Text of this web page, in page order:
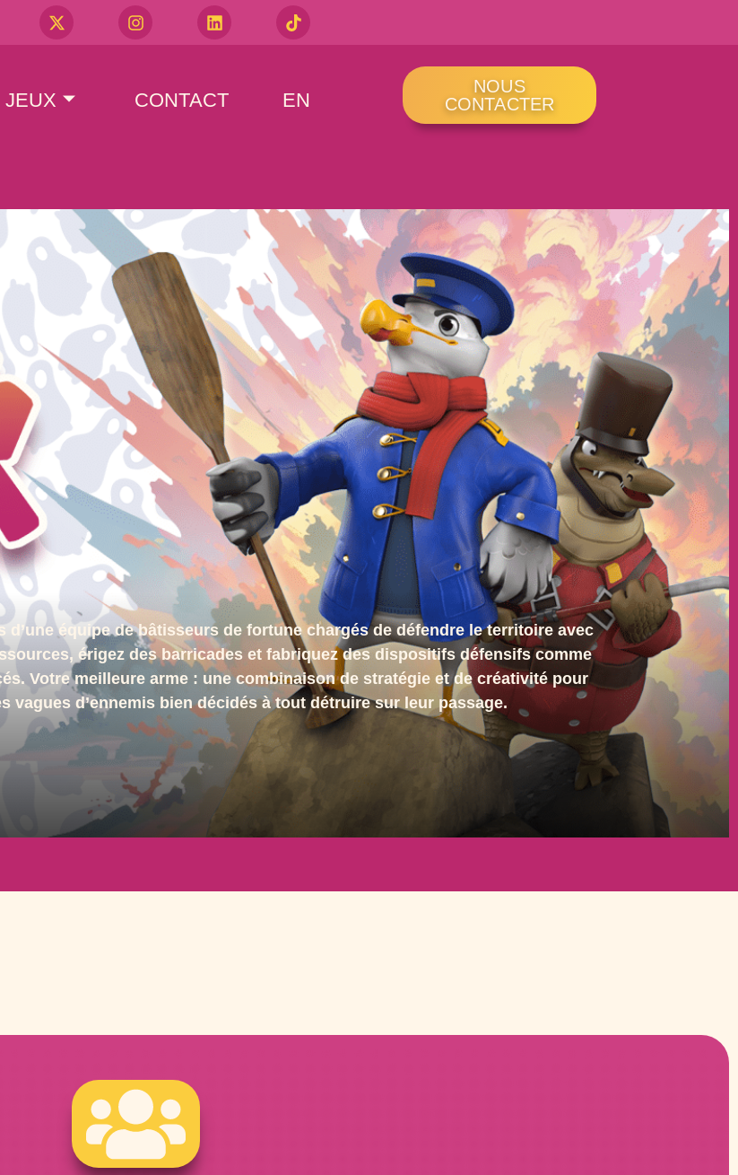
JEUX CONTACT EN
NOUS
CONTACTER
d’une équipe de bâtisseurs de fortune chargés de défendre le territoire avec
érigez des barricades et fabriquez des dispositifs défensifs comme
Votre meilleure arme : une combinaison de stratégie et de créativité pour
d’ennemis bien décidés à tout détruire sur leur passage.